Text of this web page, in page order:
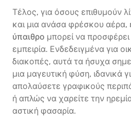
Τέλος, για όσους επιθυμούν
και μια ανάσα φρέσκου αέρα,
ύπαιθρο μπορεί να προσφέρει
εμπειρία. Ενδεδειγμένα για
διακοπές, αυτά τα ήσυχα
μια μαγευτική φύση, ιδανικά
απολαύσετε γραφικούς
ή απλώς να χαρείτε την
αστική φασαρία.